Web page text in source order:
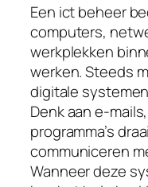
Een ict beheer
computers,
werkplekken
werken. Steeds
digitale
Denk aan e-
programma’s
communiceren
Wanneer deze